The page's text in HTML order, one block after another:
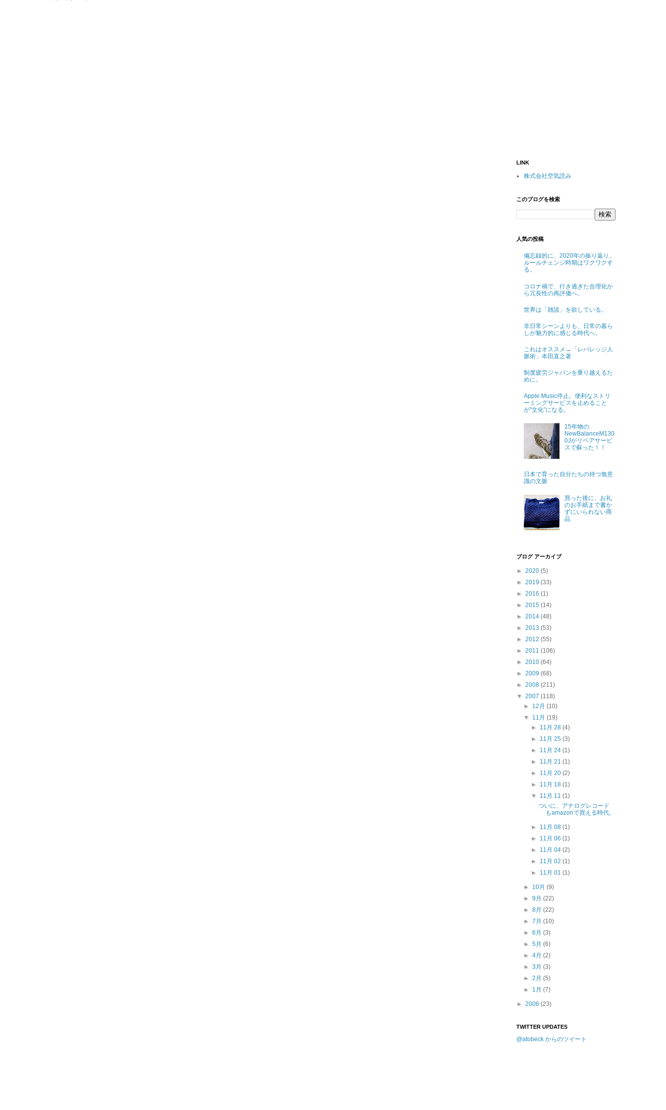
LINK
株式会社空気読み
このブログを検索
人気の投稿
備忘録的に、2020年の振り返り。
ルールチェンジ時期はワクワクす
る。
コロナ禍で、行き過ぎた合理化か
ら冗長性の再評価へ。
世界は「雑談」を欲している。
非日常シーンよりも、日常の暮ら
しが魅力的に感じる時代へ。
これはオススメ→「レバレッジ人
脈術」本田直之著
制度疲労ジャパンを乗り越えるた
めに。
Apple Music停止。便利なストリ
ーミングサービスを止めること
が"文化”になる。
15年物の
NewBalanceM130
0Jがリペアサービ
スで蘇った！！
日本で育った自分たちの持つ無意
識の文脈
買った後に、お礼
のお手紙まで書か
ずにいられない商
品
ブログ アーカイブ
► 2020 (5)
► 2019 (33)
► 2016 (1)
► 2015 (14)
► 2014 (48)
► 2013 (53)
► 2012 (55)
► 2011 (106)
► 2010 (64)
► 2009 (68)
► 2008 (211)
▼ 2007 (118)
► 12月(10)
▼ 11月(19)
► 11月 28 (4)
► 11月 25 (3)
► 11月 24 (1)
► 11月 21 (1)
► 11月 20 (2)
► 11月 18 (1)
▼ 11月 11 (1)
ついに、アナログレコード
もamazonで買える時代。
► 11月 08 (1)
► 11月 06 (1)
► 11月 04 (2)
► 11月 02 (1)
► 11月 01 (1)
► 10月(9)
►9月(22)
►8月(22)
►7月(10)
►6月(3)
►5月(6)
►4月(2)
►3月(3)
►2月(5)
► 1月(7)
► 2006 (23)
TWITTER UPDATES
@atobeck からのツイート